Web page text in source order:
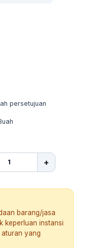
persetujuan
+
barang/jasa
keperluan instansi
yang